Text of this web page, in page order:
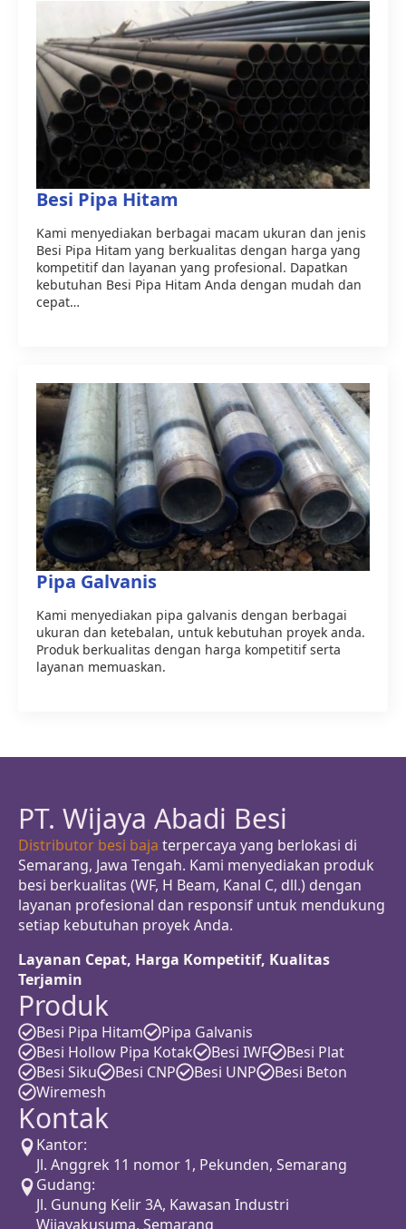
Besi Pipa Hitam
Kami menyediakan berbagai macam ukuran dan jenis
Besi Pipa Hitam yang berkualitas dengan harga yang
kompetitif dan layanan yang profesional. Dapatkan
kebutuhan Besi Pipa Hitam Anda dengan mudah dan
cepat…
Pipa Galvanis
Kami menyediakan pipa galvanis dengan berbagai
ukuran dan ketebalan, untuk kebutuhan proyek anda.
Produk berkualitas dengan harga kompetitif serta
layanan memuaskan.
PT. Wijaya Abadi Besi
Distributor besi baja terpercaya yang berlokasi di
Semarang, Jawa Tengah. Kami menyediakan produk
besi berkualitas (WF, H Beam, Kanal C, dll.) dengan
layanan profesional dan responsif untuk mendukung
setiap kebutuhan proyek Anda.
Layanan Cepat, Harga Kompetitif, Kualitas
Terjamin
Produk
Besi Pipa Hitam
Pipa Galvanis
Besi Hollow Pipa Kotak
Besi IWF
Besi Plat
Besi Siku
Besi CNP Besi UNP
Besi Beton
Wiremesh
Kontak
Kantor:
Jl. Anggrek 11 nomor 1, Pekunden, Semarang
Gudang:
Jl. Gunung Kelir 3A, Kawasan Industri
Wijayakusuma, Semarang